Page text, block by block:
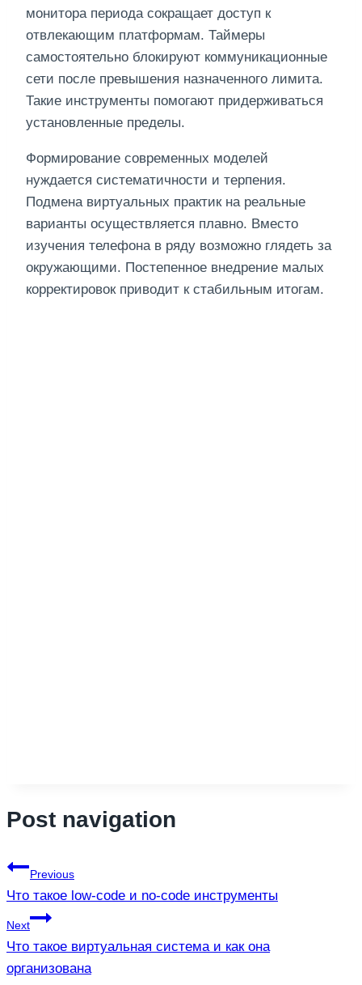
монитора периода сокращает доступ к
отвлекающим платформам. Таймеры
самостоятельно блокируют коммуникационные
сети после превышения назначенного лимита.
Такие инструменты помогают придерживаться
установленные пределы.
Формирование современных моделей
нуждается систематичности и терпения.
Подмена виртуальных практик на реальные
варианты осуществляется плавно. Вместо
изучения телефона в ряду возможно глядеть за
окружающими. Постепенное внедрение малых
корректировок приводит к стабильным итогам.
Post navigation
Previous
Что такое low-code и no-code инструменты
Next
Что такое виртуальная система и как она
организована